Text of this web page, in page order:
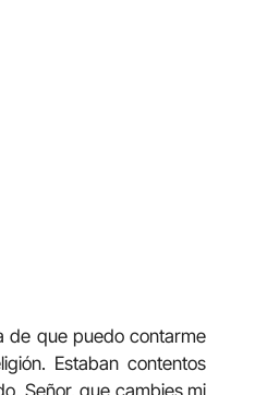
de que puedo contarme
Estaban contentos
Señor, que cambies mi